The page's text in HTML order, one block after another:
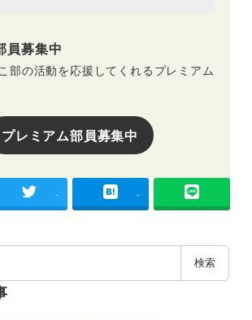
員募集中
部の活動を応援してくれるプレミアム
プレミアム部員募集中
- -
検索